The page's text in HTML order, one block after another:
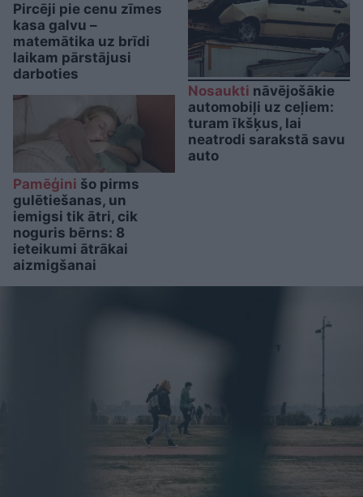
Pircēji pie cenu zīmes
kasa galvu –
matemātika uz brīdi
laikam pārstājusi
darboties
Pamēģini šo pirms
gulētiešanas, un
iemigsi tik ātri, cik
noguris bērns: 8
ieteikumi ātrākai
aizmigšanai
Nosaukti nāvējošākie
automobiļi uz ceļiem:
turam īkšķus, lai
neatrodi sarakstā savu
auto